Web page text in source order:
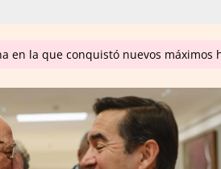
en la que conquistó nuevos